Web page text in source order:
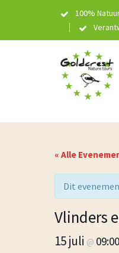
100%
« Alle
Dit
Vlinders
15 juli @ 09:00